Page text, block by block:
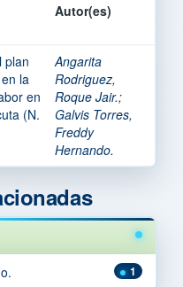
Autor(es)
plan
la
en
(N.
Angarita
Rodriguez,
Roque Jair.;
Galvis Torres,
Freddy
Hernando.
1